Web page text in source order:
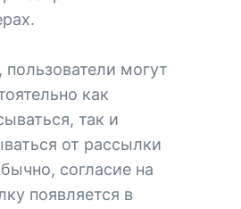
пользователи могут
как
так и
от рассылки
согласие на
появляется в